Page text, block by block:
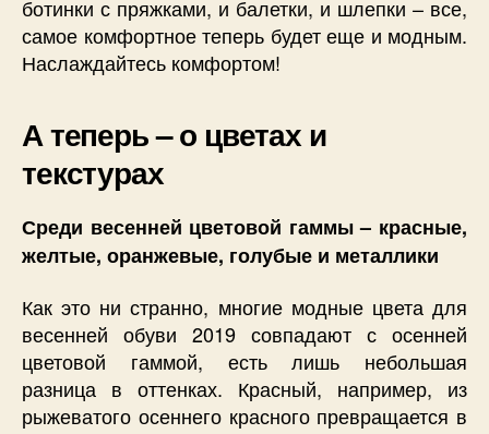
ботинки с пряжками, и балетки, и шлепки – все,
самое комфортное теперь будет еще и модным.
Наслаждайтесь комфортом!
А теперь – о цветах и
текстурах
Среди весенней цветовой гаммы – красные,
желтые, оранжевые, голубые и металлики
Как это ни странно, многие модные цвета для
весенней обуви 2019 совпадают с осенней
цветовой гаммой, есть лишь небольшая
разница в оттенках. Красный, например, из
рыжеватого осеннего красного превращается в